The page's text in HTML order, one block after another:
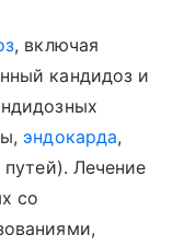
, включая
кандидоз и
эндокарда,
Лечение
со